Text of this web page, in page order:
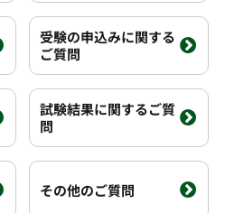
受験の申込みに関する
ご質問
試験結果に関するご質
問
その他のご質問